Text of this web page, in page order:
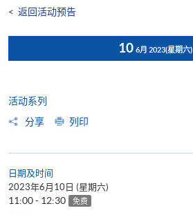
< 返回活动预告
10 6月 2023(星期六)
活动系列
分享
列印
日期及时间
2023年6月10日 (星期六)
11:00 - 12:30 免费